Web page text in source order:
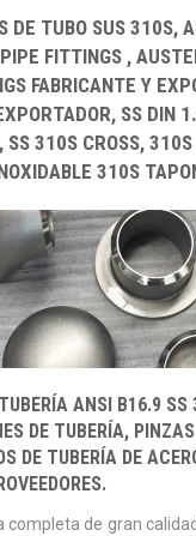
DE TUBO SUS 310S,
FITTINGS ,
FABRICANTE Y
SS DIN
SS 310S CROSS,
310S
ANSI B16.9 SS
DE TUBERÍA,
DE TUBERÍA DE
completa de gran